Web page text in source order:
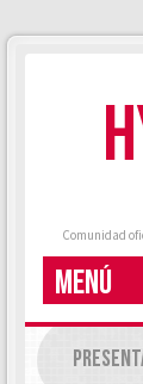
Comunidad
MENÚ